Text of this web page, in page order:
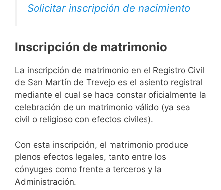
Solicitar inscripción de nacimiento
Inscripción de matrimonio
La inscripción de matrimonio en el Registro Civil
de San Martín de Trevejo es el asiento registral
mediante el cual se hace constar oficialmente la
celebración de un matrimonio válido (ya sea
civil o religioso con efectos civiles).
Con esta inscripción, el matrimonio produce
plenos efectos legales, tanto entre los
cónyuges como frente a terceros y la
Administración.